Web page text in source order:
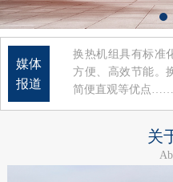
媒体
报道
换热机组具有标准
方便、高效节能。
简便直观等优点……
关